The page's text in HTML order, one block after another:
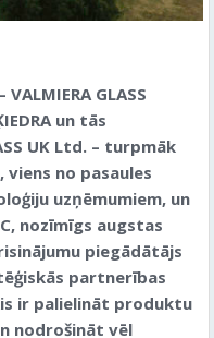
GLASS
un tās
UK Ltd. – turpmāk
viens no pasaules
uzņēmumiem, un
nozīmīgs augstas
piegādātājs
partnerības
ir palielināt produktu
nodrošināt vēl